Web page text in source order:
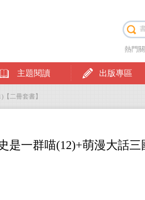
主題閱讀 出版專區
熱門
二冊套書】
是一群喵(12)+萌漫大話三